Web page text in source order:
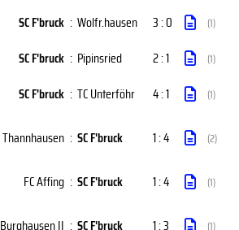
SC F'bruck : Wolfr.hausen 3 : 0 (1)
SC F'bruck : Pipinsried 2 : 1 (1)
SC F'bruck : TC Unterföhr 4 : 1 (1)
Thannhausen : SC F'bruck 1 : 4 (2)
FC Affing : SC F'bruck 1 : 4 (1)
Burghausen II : SC F'bruck 1 : 3 (1)